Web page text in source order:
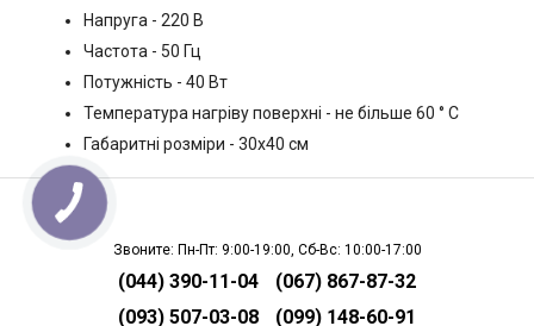
Напруга - 220 В
Частота - 50 Гц
Потужність - 40 Вт
Температура нагріву поверхні - не більше 60 ° С
Габаритні розміри - 30х40 см
Звоните: Пн-Пт: 9:00-19:00, Сб-Вс: 10:00-17:00
(044) 390-11-04
(067) 867-87-32
(093) 507-03-08
(099) 148-60-91